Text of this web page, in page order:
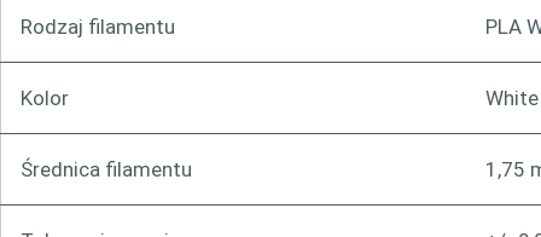
Rodzaj filamentu PLA
Kolor
Średnica filamentu 1,75